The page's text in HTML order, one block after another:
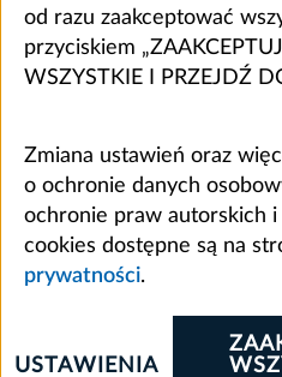
od razu zaakceptować
przyciskiem „ZAAKCEPTUJ
WSZYSTKIE I PRZEJDŹ
Zmiana ustawień oraz
o ochronie danych
ochronie praw autorskich i
cookies dostępne są na
prywatności.
USTAWIENIA